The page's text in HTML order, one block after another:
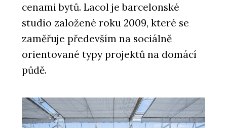
cenami bytů. Lacol je barcelonské
studio založené roku 2009, které se
zaměřuje především na sociálně
orientované typy projektů na domácí
půdě.